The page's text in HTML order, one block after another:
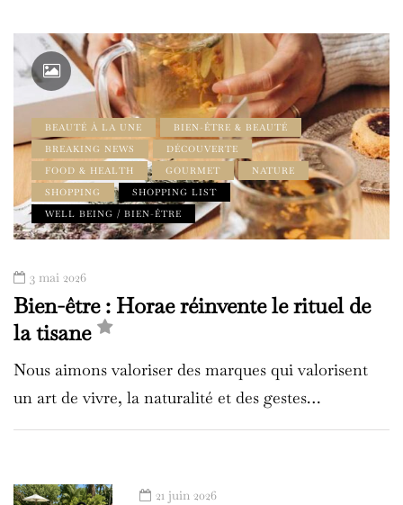
BEAUTÉ À LA UNE
BIEN-ÊTRE & BEAUTÉ
BREAKING NEWS
DÉCOUVERTE
FOOD & HEALTH
GOURMET
NATURE
SHOPPING
SHOPPING LIST
WELL BEING / BIEN-ÊTRE
3 mai 2026
Bien-être : Horae réinvente le rituel de
la tisane
Nous aimons valoriser des marques qui valorisent
un art de vivre, la naturalité et des gestes…
21 juin 2026